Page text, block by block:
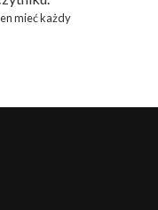
mieć każdy